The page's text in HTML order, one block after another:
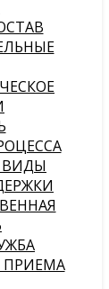
ПРИЕМА